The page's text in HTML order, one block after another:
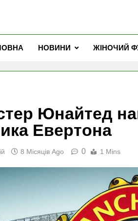
НОВИНИ ЖІНОЧИЙ
Юнайтед
Евертона
8 Місяців Ago 0 1 Mins